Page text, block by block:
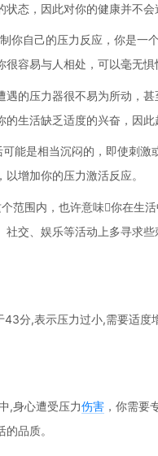
态，因此对你的健康并不会
你自己的压力反应，你是一
容易与人相处，可以毫无惧
的压力器很不易为所动，
生活缺乏适度的兴奋，因此
能是相当沉闷的，即使刺激
增加你的压力激活反应。
范围内，也许意味你在生
交、娱乐等活动上多寻求
分,表示压力过小,需要适度
,身心遭受压力伤害 ，你需要
品质。